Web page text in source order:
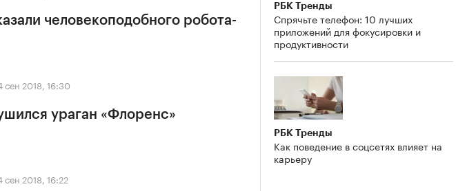
человекоподобного робота-
сен 2018, 16:30
ураган «Флоренс»
сен 2018, 16:22
РБК Тренды
Спрячьте телефон: 10 лучших
приложений для фокусировки и
продуктивности
РБК Тренды
Как поведение в соцсетях влияет на
карьеру